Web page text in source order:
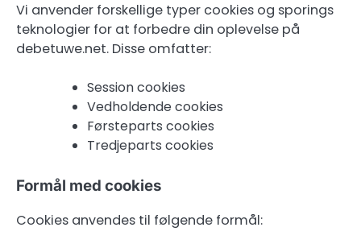
Vi anvender forskellige typer cookies og sporings
teknologier for at forbedre din oplevelse på
debetuwe.net. Disse omfatter:
Session cookies
Vedholdende cookies
Førsteparts cookies
Tredjeparts cookies
Formål med cookies
Cookies anvendes til følgende formål: